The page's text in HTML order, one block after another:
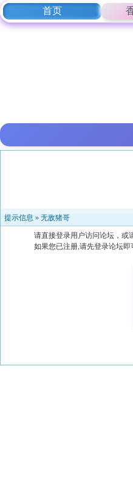
首页
提示信息 » 无敌猪哥
请直接登录用户访问论坛，或
如果您已注册,请先登录论坛即